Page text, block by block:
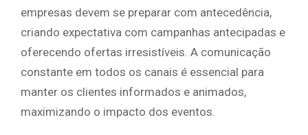
empresas devem se preparar com antecedência,
criando expectativa com campanhas antecipadas e
oferecendo ofertas irresistíveis. A comunicação
constante em todos os canais é essencial para
manter os clientes informados e animados,
maximizando o impacto dos eventos.